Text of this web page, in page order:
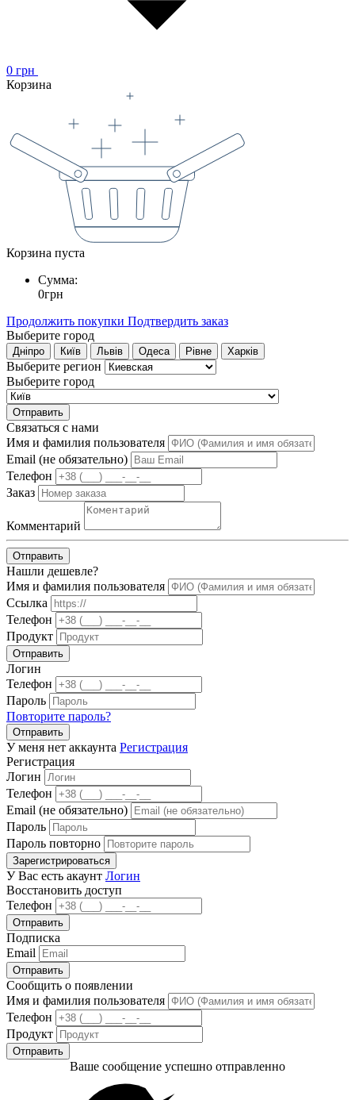
0 грн
Корзина
Корзина пуста
Сумма:
0грн
Продолжить покупки Подтвердить заказ
Выберите город
Дніпро Київ Львів Одеса Рівне Харків
Выберите регион
Выберите город
Отправить
Связаться с нами
Имя и фамилия пользователя
Email (не обязательно)
Телефон
Заказ
Комментарий
Отправить
Нашли дешевле?
Имя и фамилия пользователя
Ссылка
Телефон
Продукт
Отправить
Логин
Телефон
Пароль
Повторите пароль?
Отправить
У меня нет аккаунта Регистрация
Регистрация
Логин
Телефон
Email (не обязательно)
Пароль
Пароль повторно
Зарегистрироваться
У Вас есть акаунт Логин
Восстановить доступ
Телефон
Отправить
Подписка
Email
Отправить
Сообщить о появлении
Имя и фамилия пользователя
Телефон
Продукт
Отправить
Ваше сообщение успешно отправленно